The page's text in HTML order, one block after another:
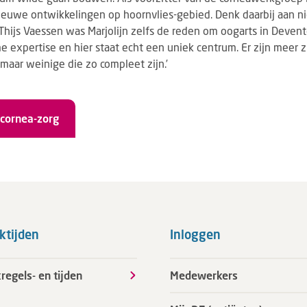
ontwikkelingen op hoornvlies-gebied. Denk daarbij aan
Vaessen was Marjolijn zelfs de reden om oogarts in
expertise en hier staat echt een uniek centrum. Er zijn meer
weinige die zo compleet zijn.’
zorg
en tijden
Inloggen
Medewerkers